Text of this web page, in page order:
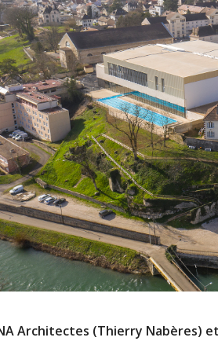
Architectes (Thierry Nabères)